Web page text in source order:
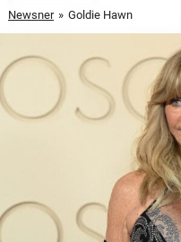
Newsner » Goldie Hawn